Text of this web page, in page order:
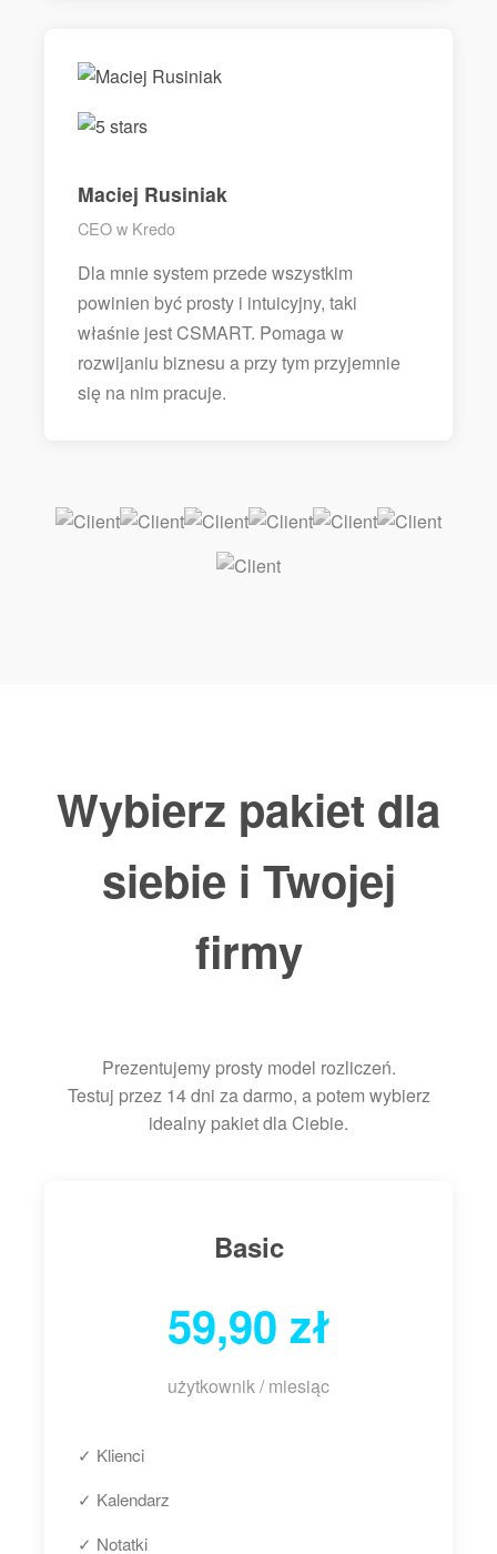
Maciej Rusiniak
CEO w Kredo
Dla mnie system przede wszystkim
powinien być prosty i intuicyjny, taki
właśnie jest CSMART. Pomaga w
rozwijaniu biznesu a przy tym przyjemnie
się na nim pracuje.
Wybierz pakiet dla
siebie i Twojej
firmy
Prezentujemy prosty model rozliczeń.
Testuj przez 14 dni za darmo, a potem wybierz
idealny pakiet dla Ciebie.
Basic
59,90 zł
użytkownik / miesiąc
✓ Klienci
✓ Kalendarz
✓ Notatki